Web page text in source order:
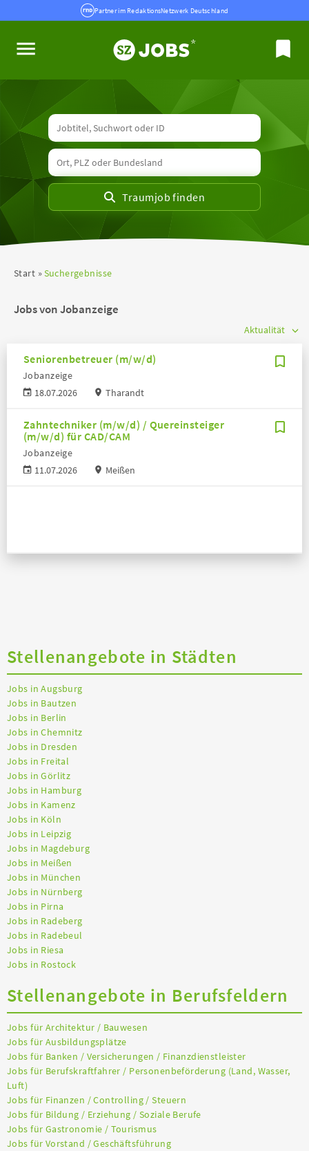
Partner im RedaktionsNetzwerk Deutschland
Start Suchergebnisse
Jobs von Jobanzeige
Seniorenbetreuer (m/w/d)
18.07.2026
Jobanzeige
Tharandt
Zahntechniker (m/w/d) / Quereinsteiger
(m/w/d) für CAD/CAM
11.07.2026
Jobanzeige
Meißen
Stellenangebote in Städten
Jobs in Augsburg
Jobs in Bautzen
Jobs in Berlin
Jobs in Chemnitz
Jobs in Dresden
Jobs in Freital
Jobs in Görlitz
Jobs in Hamburg
Jobs in Kamenz
Jobs in Köln
Jobs in Leipzig
Jobs in Magdeburg
Jobs in Meißen
Jobs in München
Jobs in Nürnberg
Jobs in Pirna
Jobs in Radeberg
Jobs in Radebeul
Jobs in Riesa
Jobs in Rostock
Stellenangebote in Berufsfeldern
Jobs für Architektur / Bauwesen
Jobs für Ausbildungsplätze
Jobs für Banken / Versicherungen / Finanzdienstleister
Jobs für Berufskraftfahrer / Personenbeförderung (Land, Wasser,
Luft)
Jobs für Finanzen / Controlling / Steuern
Jobs für Bildung / Erziehung / Soziale Berufe
Jobs für Gastronomie / Tourismus
Jobs für Vorstand / Geschäftsführung